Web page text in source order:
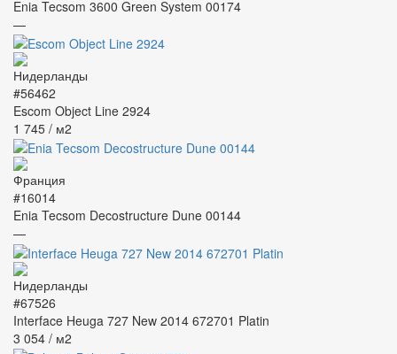
Enia Tecsom 3600 Green System 00174
—
#56462
Escom Object Line 2924
1 745 / м2
#16014
Enia Tecsom Decostructure Dune 00144
—
#67526
Interface Heuga 727 New 2014 672701 Platin
3 054 / м2